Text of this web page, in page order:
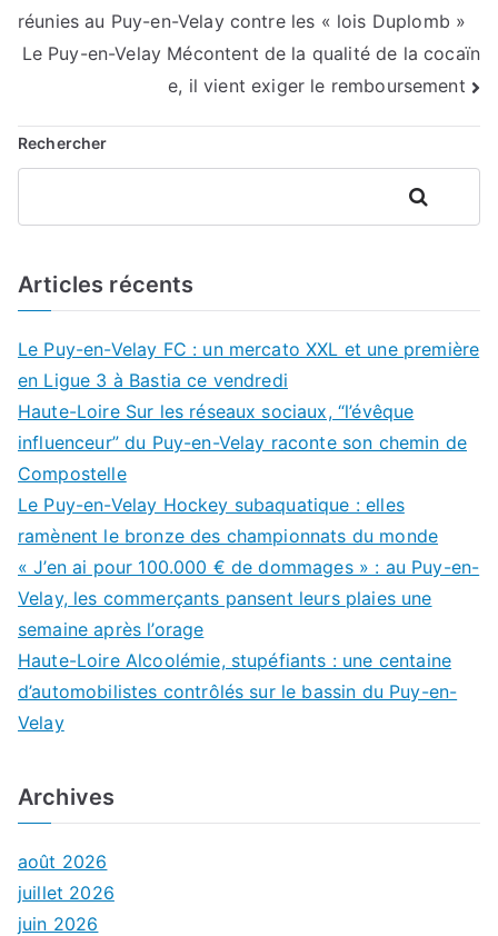
de
réunies au Puy-en-Velay contre les « lois Duplomb »
Le Puy-en-Velay Mécontent de la qualité de la cocaïn
e, il vient exiger le remboursement
Rechercher
Rechercher
Articles récents
Le Puy-en-Velay FC : un mercato XXL et une première
en Ligue 3 à Bastia ce vendredi
Haute-Loire Sur les réseaux sociaux, “l’évêque
influenceur” du Puy-en-Velay raconte son chemin de
Compostelle
Le Puy-en-Velay Hockey subaquatique : elles
ramènent le bronze des championnats du monde
« J’en ai pour 100.000 € de dommages » : au Puy-en-
Velay, les commerçants pansent leurs plaies une
semaine après l’orage
Haute-Loire Alcoolémie, stupéfiants : une centaine
d’automobilistes contrôlés sur le bassin du Puy-en-
Velay
Archives
août 2026
juillet 2026
juin 2026